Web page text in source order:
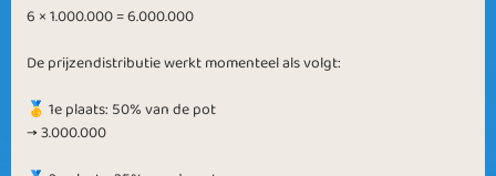
6 × 1.000.000 = 6.000.000
De prijzendistributie werkt momenteel als volgt:
🥇 1e plaats: 50% van de pot
→ 3.000.000